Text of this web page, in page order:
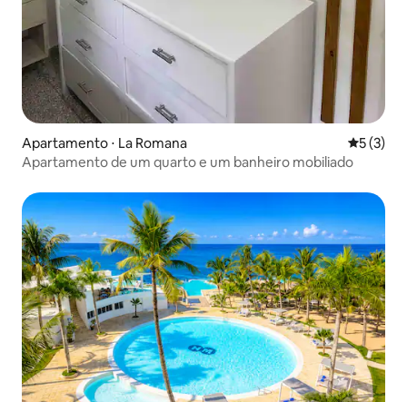
Apartamento ⋅ La Romana 5 de
5 (3)
Apartamento de um quarto e um banheiro mobiliado